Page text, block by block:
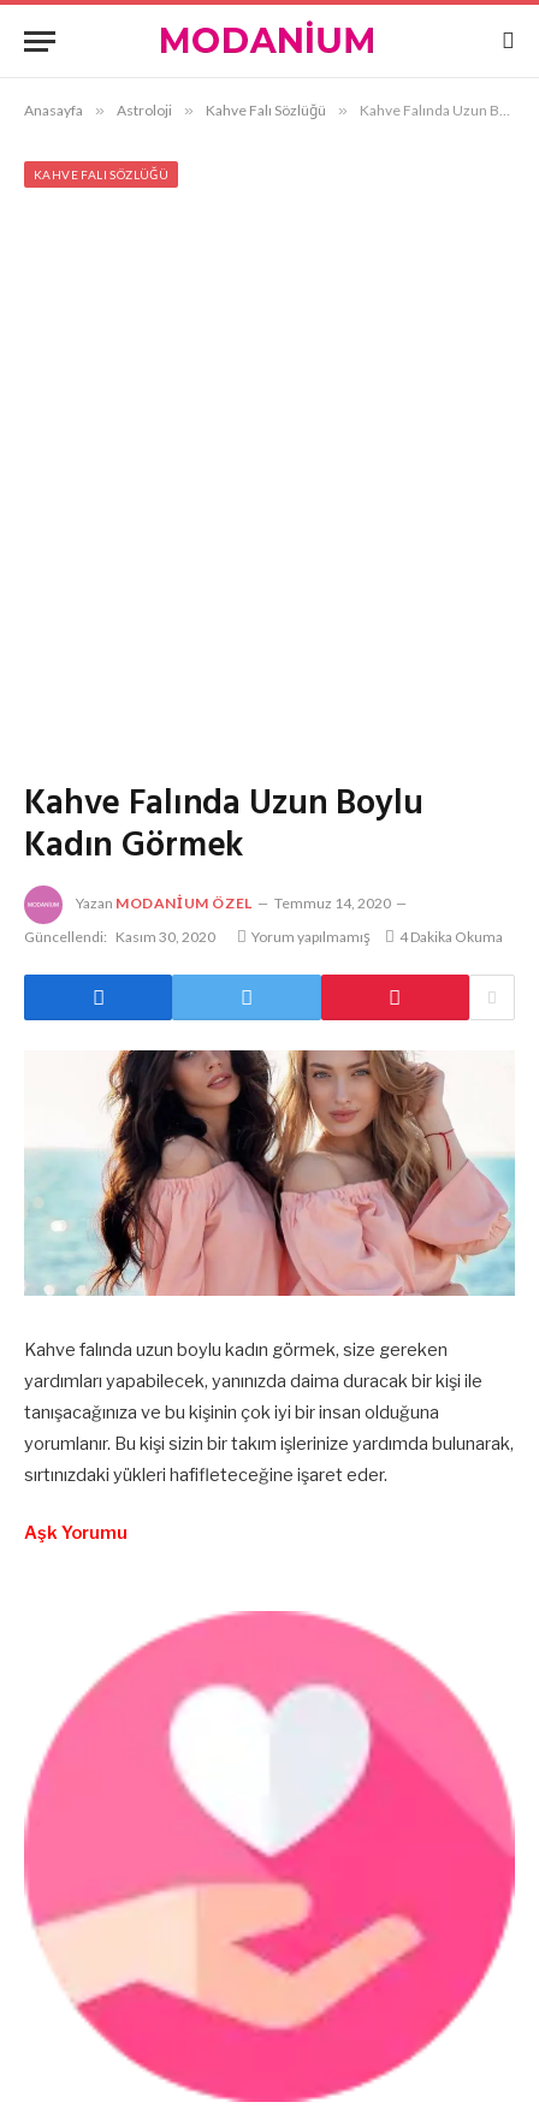
Anasayfa » Astroloji » Kahve Falı Sözlüğü » Kahve Falında Uzun Boylu Kadın Görmek
KAHVE FALI SÖZLÜĞÜ
Kahve Falında Uzun Boylu
Kadın Görmek
Yazan MODANIUM ÖZEL
Temmuz 14, 2020
Güncellendi: Kasım 30, 2020 Yorum yapılmamış 4 Dakika Okuma
Kahve falında uzun boylu kadın görmek, size gereken
yardımları yapabilecek, yanınızda daima duracak bir kişi ile
tanışacağınıza ve bu kişinin çok iyi bir insan olduğuna
yorumlanır. Bu kişi sizin bir takım işlerinize yardımda bulunarak,
sırtınızdaki yükleri hafifleteceğine işaret eder.
Aşk Yorumu